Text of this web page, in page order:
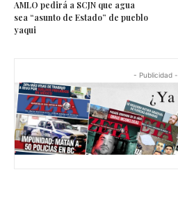
AMLO pedirá a SCJN que agua
sea “asunto de Estado” de pueblo
yaqui
- Publicidad -